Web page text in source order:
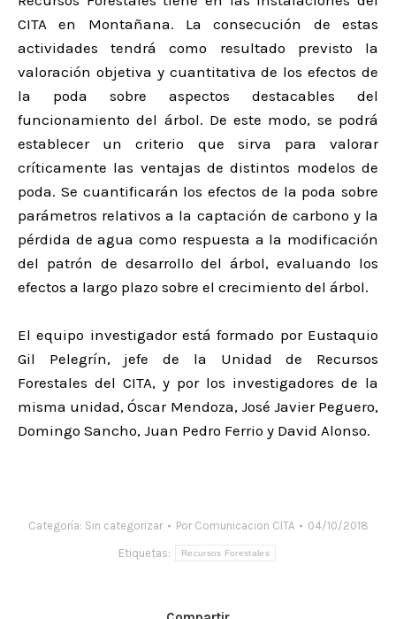
CITA en Montañana. La consecución de estas
actividades tendrá como resultado previsto la
valoración objetiva y cuantitativa de los efectos de
la poda sobre aspectos destacables del
funcionamiento del árbol. De este modo, se podrá
establecer un criterio que sirva para valorar
críticamente las ventajas de distintos modelos de
poda. Se cuantificarán los efectos de la poda sobre
parámetros relativos a la captación de carbono y la
pérdida de agua como respuesta a la modificación
del patrón de desarrollo del árbol, evaluando los
efectos a largo plazo sobre el crecimiento del árbol.
El equipo investigador está formado por Eustaquio
Gil Pelegrín, jefe de la Unidad de Recursos
Forestales del CITA, y por los investigadores de la
misma unidad, Óscar Mendoza, José Javier Peguero,
Domingo Sancho, Juan Pedro Ferrio y David Alonso.
Categoría: Sin categorizar Por Comunicacion CITA 04/10/2018
Etiquetas: Recursos Forestales